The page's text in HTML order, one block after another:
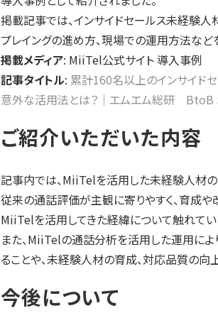
掲載記事では、インサイドセールス未経験
プレイングの進め方、現場での運用方法など
掲載メディア: MiiTel公式サイト 導入事例
記事タイトル: 累計160名以上のインサイド
意外な活用法とは？｜エムエム総研 BtoB
ご紹介いただいた内容
記事内では、MiiTelを活用した未経験人材
従来の通話評価が主観に寄りやすく、育成
MiiTelを活用してきた経緯について触れてい
また、MiiTelの通話分析を活用した運用に
ることや、未経験人材の育成、対応品質の向
今後について